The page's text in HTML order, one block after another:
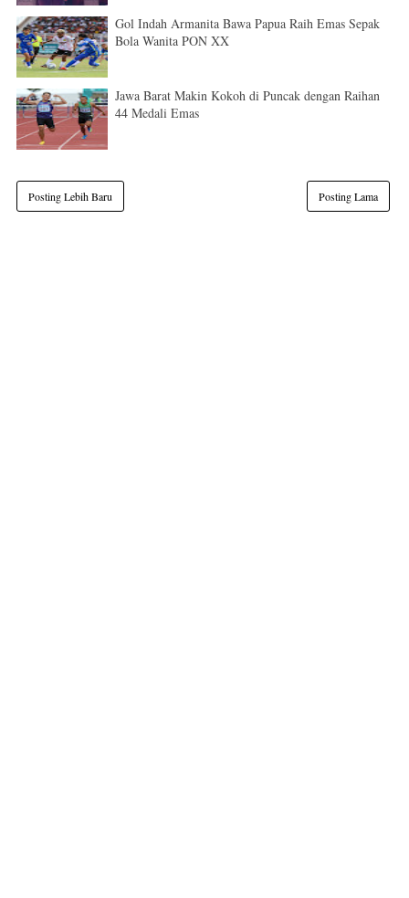
Gol Indah Armanita Bawa Papua Raih Emas Sepak
Bola Wanita PON XX
Jawa Barat Makin Kokoh di Puncak dengan Raihan
44 Medali Emas
Posting Lebih Baru Posting Lama